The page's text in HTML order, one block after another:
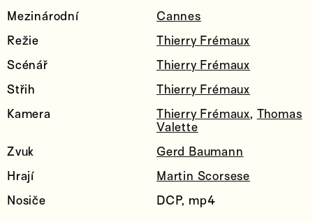
Mezinárodní
Cannes
Režie
Thierry Frémaux
Scénář
Thierry Frémaux
Střih
Thierry Frémaux
Kamera
Thierry Frémaux, Thomas
Valette
Zvuk
Gerd Baumann
Hrají
Martin Scorsese
Nosiče
DCP, mp4